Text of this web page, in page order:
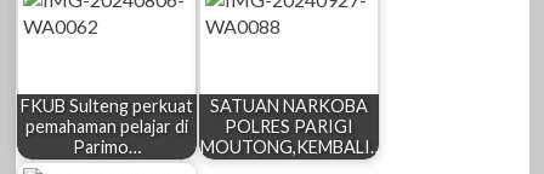
FKUB Sulteng perkuat
pemahaman pelajar di
Parimo…
SATUAN NARKOBA
POLRES PARIGI
MOUTONG,KEMBALI…